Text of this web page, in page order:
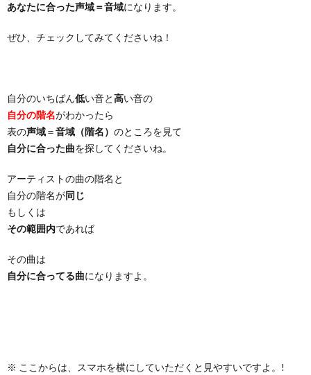
あなたに合った声域＝音域になります。
ぜひ、チェックしてみてくださいね！
自分のいちばん低い音と高い音の
自分の階名がわかったら
表の声域＝音域（階名） のところを見て
自分に合った曲を探してくださいね。
アーティストの曲の階名と
自分の階名が同じ
もしくは
その範囲内であれば
その曲は
自分に合ってる曲になりますよ。
※ ここからは、スマホを横にしていただくと見やすいですよ。!